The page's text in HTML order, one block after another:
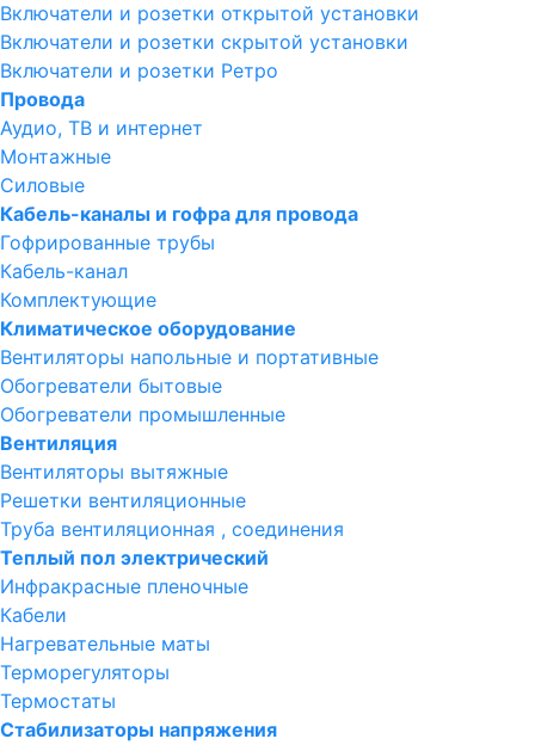
Включатели и розетки открытой установки
Включатели и розетки скрытой установки
Включатели и розетки Ретро
Провода
Аудио, ТВ и интернет
Монтажные
Силовые
Кабель-каналы и гофра для провода
Гофрированные трубы
Кабель-канал
Комплектующие
Климатическое оборудование
Вентиляторы напольные и портативные
Обогреватели бытовые
Обогреватели промышленные
Вентиляция
Вентиляторы вытяжные
Решетки вентиляционные
Труба вентиляционная , соединения
Теплый пол электрический
Инфракрасные пленочные
Кабели
Нагревательные маты
Терморегуляторы
Термостаты
Стабилизаторы напряжения